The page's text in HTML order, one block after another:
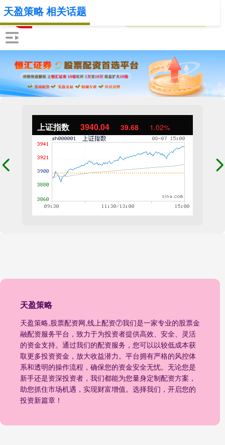
上证指数 3940.04 39.68 1.02%
天盈策略
天盈策略,股票配资网,线上配资⑦我们是一家专业的股票金
融配资服务平台，致力于为投资者提供高效、安全、灵活
的资金支持。通过我们的配资服务，您可以以较低成本获
取更多投资资金，放大收益潜力。平台拥有严格的风控体
系和透明的操作流程，确保您的资金安全无忧。无论您是
新手还是资深投资者，我们都能为您量身定制配资方案，
助您抓住市场机遇，实现财富增值。选择我们，开启您的
投资新篇章！
天盈策略 相关话题